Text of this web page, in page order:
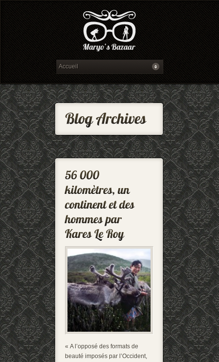
« A l’opposé des formats de
beauté imposés par l’Occident,